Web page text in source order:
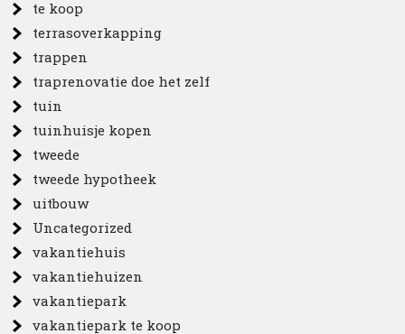
te koop
terrasoverkapping
trappen
traprenovatie doe het zelf
tuin
tuinhuisje kopen
tweede
tweede hypotheek
uitbouw
Uncategorized
vakantiehuis
vakantiehuizen
vakantiepark
vakantiepark te koop